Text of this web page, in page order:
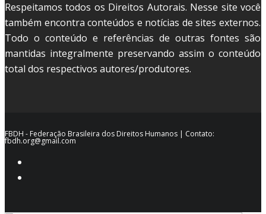
Respeitamos todos os Direitos Autorais. Nesse site você
também encontra conteúdos e notícias de sites externos.
Todo o conteúdo e referências de outras fontes são
mantidas integralmente preservando assim o conteúdo
total dos respectivos autores/produtores.
FBDH - Federação Brasileira dos Direitos Humanos | Contato:
fbdh.org@gmail.com